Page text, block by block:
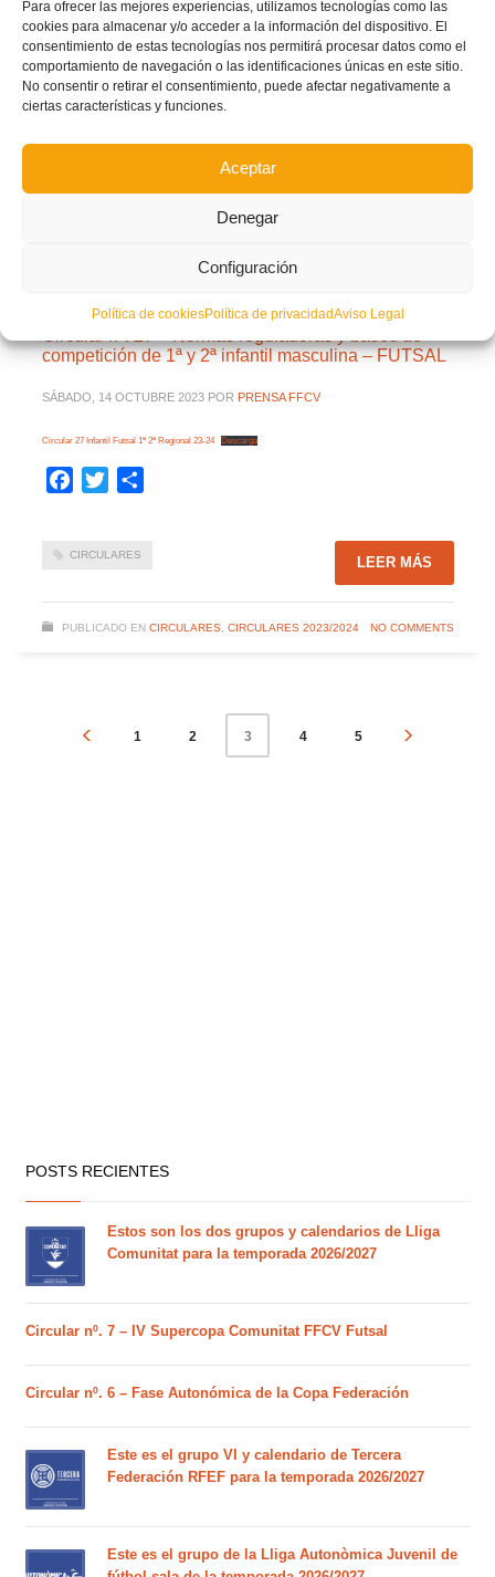
Para ofrecer las mejores experiencias, utilizamos tecnologías como las
cookies para almacenar y/o acceder a la información del dispositivo. El
consentimiento de estas tecnologías nos permitirá procesar datos como el
comportamiento de navegación o las identificaciones únicas en este sitio.
No consentir o retirar el consentimiento, puede afectar negativamente a
ciertas características y funciones.
Aceptar
Denegar
Configuración
Política de cookiesPolítica de privacidadAviso Legal
Circular-28-Alevin-1a-y-2a-Regional-23-24-publicada Descarga
Facebook
TwitterCompartir
CIRCULARES 2023/2024
competición de 1ª y 2ª infantil masculina – FUTSAL
SÁBADO, 14 OCTUBRE 2023 POR PRENSA FFCV
Circular 27 Infantil Futsal 1ª 2ª Regional 23-24 Descarga
Facebook
Twitter
CIRCULARES LEER MÁS
PUBLICADO EN CIRCULARES, CIRCULARES 2023/2024 NO COMMENTS
1 2 3 4 5
POSTS RECIENTES
Estos son los dos grupos y calendarios de Lliga
Comunitat para la temporada 2026/2027
Circular nº. 7 – IV Supercopa Comunitat FFCV Futsal
Circular nº. 6 – Fase Autonómica de la Copa Federación
Este es el grupo VI y calendario de Tercera
Federación RFEF para la temporada 2026/2027
Este es el grupo de la Lliga Autonòmica Juvenil de